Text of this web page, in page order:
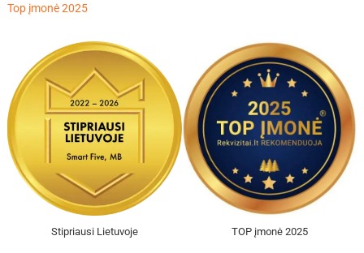
Top įmonė 2025
Stipriausi Lietuvoje TOP įmonė 2025